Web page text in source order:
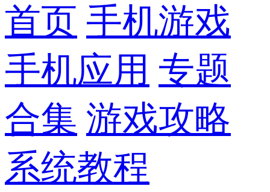
首页 手机游戏
手机应用 专题
合集 游戏攻略
系统教程